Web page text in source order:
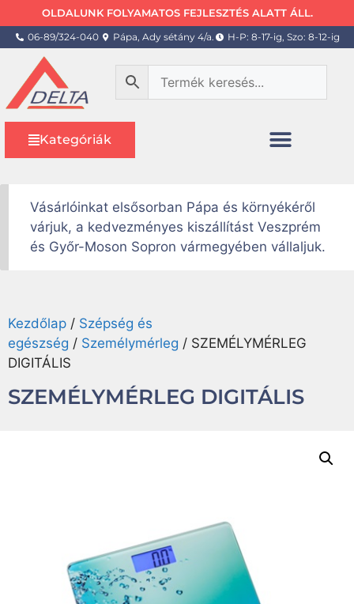
OLDALUNK FOLYAMATOS FEJLESZTÉS ALATT ÁLL.
06-89/324-040 Pápa, Ady sétány 4/a. H-P: 8-17-ig, Szo: 8-12-ig
Kategóriák
Vásárlóinkat elsősorban Pápa és környékéről
várjuk, a kedvezményes kiszállítást Veszprém
és Győr-Moson Sopron vármegyében vállaljuk.
Kezdőlap / Szépség és
egészség / Személymérleg / SZEMÉLYMÉRLEG
DIGITÁLIS
SZEMÉLYMÉRLEG DIGITÁLIS